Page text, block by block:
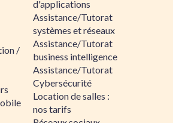
/
d'applications
Assistance/Tutorat
systèmes et réseaux
Assistance/Tutorat
business intelligence
Assistance/Tutorat
Cybersécurité
Location de salles :
nos tarifs